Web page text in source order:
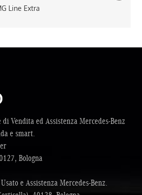
Line Extra
Vendita ed Assistenza Mercedes-Benz
e smart.
Bologna
e Assistenza Mercedes-Benz.